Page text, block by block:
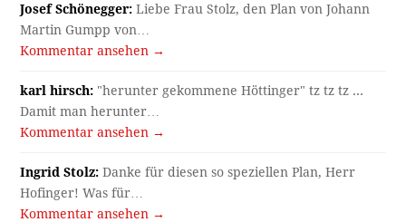
Josef Schönegger: Liebe Frau Stolz, den Plan von Johann
Martin Gumpp von…
Kommentar ansehen →
karl hirsch: "herunter gekommene Höttinger" tz tz tz ...
Damit man herunter…
Kommentar ansehen →
Ingrid Stolz: Danke für diesen so speziellen Plan, Herr
Hofinger! Was für…
Kommentar ansehen →